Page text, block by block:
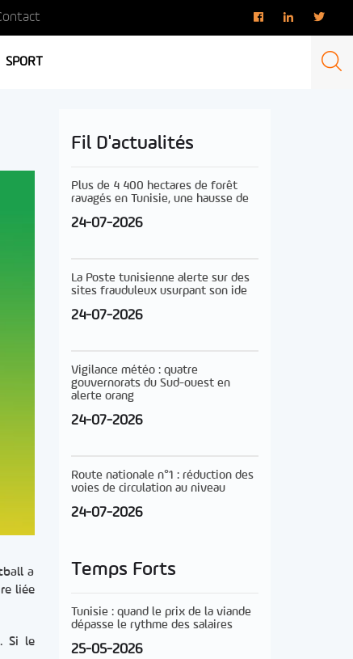
SPORT
a
liée
Si le
Fil D'actualités
Plus de 4 400 hectares de forêt
ravagés en Tunisie, une hausse de
24-07-2026
La Poste tunisienne alerte sur des
sites frauduleux usurpant son ide
24-07-2026
Vigilance météo : quatre
gouvernorats du Sud-ouest en
alerte orang
24-07-2026
Route nationale n°1 : réduction des
voies de circulation au niveau
24-07-2026
Temps Forts
Tunisie : quand le prix de la viande
dépasse le rythme des salaires
25-05-2026